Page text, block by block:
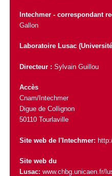
Intechmer - correspondant
Gallon
Laboratoire Lusac
Directeur : Sylvain Guillou
Accès
Cnam/Intechmer
Digue de Collignon
50110 Tourlaville
Site web de l'Intechmer:
Site web du
Lusac: www.chbg.unicaen.fr/